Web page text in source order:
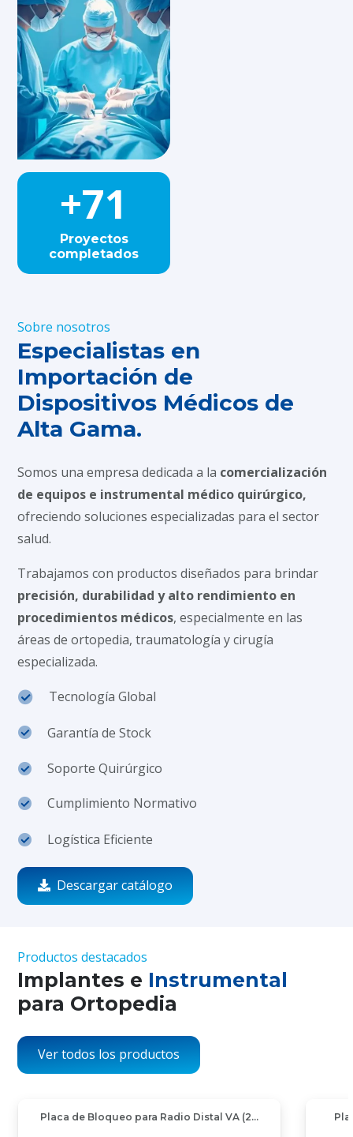
+71
Proyectos
completados
Sobre nosotros
Especialistas en
Importación de
Dispositivos Médicos de
Alta Gama.
Somos una empresa dedicada a la comercialización
de equipos e instrumental médico quirúrgico,
ofreciendo soluciones especializadas para el sector
salud.
Trabajamos con productos diseñados para brindar
precisión, durabilidad y alto rendimiento en
procedimientos médicos, especialmente en las
áreas de ortopedia, traumatología y cirugía
especializada.
Tecnología Global
Garantía de Stock
Soporte Quirúrgico
Cumplimiento Normativo
Logística Eficiente
Descargar catálogo
Productos destacados
Implantes e Instrumental
para Ortopedia
Ver todos los productos
Bloqueo para Radio Distal VA (2… Placa de Bloqueo